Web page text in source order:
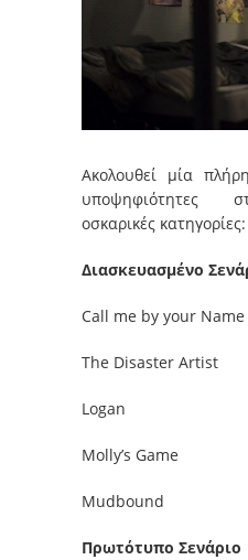
Ακολουθεί μία
υποψηφιότητες
οσκαρικές κατηγορίες:
Διασκευασμένο
Call me by your Name
The Disaster Artist
Logan
Molly’s Game
Mudbound
Πρωτότυπο Σενάριο